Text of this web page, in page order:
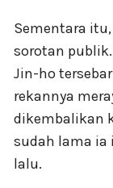
Sementara
sorotan
Jin-ho
rekannya
dikembalikan
sudah lama ia
lalu.